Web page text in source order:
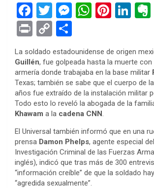
F
a
ce
b
o
o
k
T
wi
tt
er
M
n
g
er
W
s
A
p
p
Pi
es
t
Li
dI
n
Pr
in
t
C
py
Li
n
k
ar
e
La soldado estadounidense de origen
Guillén, fue golpeada hasta la muerte
armería donde trabajaba en la base militar
Texas; también se sabe que el cuerpo de
años fue extraído de la instalación militar
Todo esto lo reveló la abogada de la
Khawam a la cadena CNN.
El Universal también informó que en una
prensa Damon Phelps, agente especial
Investigación Criminal de las Fuerzas
inglés), indicó que tras más de 300
“información creíble” de que la soldado
“agredida sexualmente”.